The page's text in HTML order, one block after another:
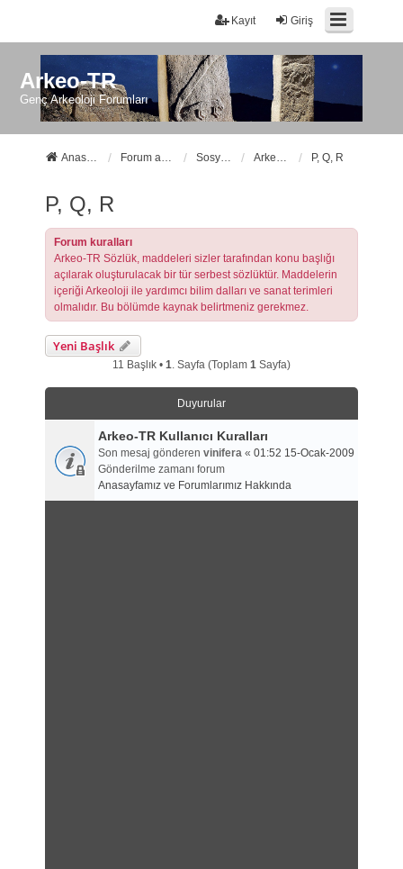
Giriş
Kayıt
Arkeo-TR
Genç Arkeoloji Forumları
Anasayfa Forum ana sayfa Sosyal Forumlarımız Arkeo-TR Sözlük P, Q, R
P, Q, R
Forum kuralları
Arkeo-TR Sözlük, maddeleri sizler tarafından konu başlığı
açılarak oluşturulacak bir tür serbest sözlüktür. Maddelerin
içeriği Arkeoloji ile yardımcı bilim dalları ve sanat terimleri
olmalıdır. Bu bölümde kaynak belirtmeniz gerekmez.
Yeni Başlık
11 Başlık • 1. Sayfa (Toplam 1Sayfa)
Duyurular
Arkeo-TR Kullanıcı Kuralları
Son mesaj gönderen vinifera« 01:52 15-Ocak-2009
Gönderilme zamanı forum
Anasayfamız ve Forumlarımız Hakkında